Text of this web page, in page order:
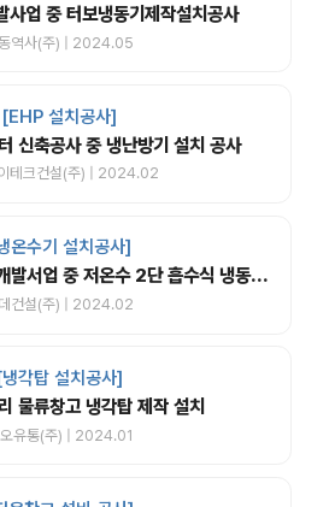
사업 중 터보냉동기제작설치공사
역사(주) | 2024.05
[EHP 설치공사]
신축공사 중 냉난방기 설치 공사
테크건설(주) | 2024.02
온수기 설치공사]
오산 세마역 오피스텔 개발서업 중 저온수 2단 흡수식 냉동기 납품
건설(주) | 2024.02
각탑 설치공사]
물류창고 냉각탑 제작 설치
유통(주) | 2024.01